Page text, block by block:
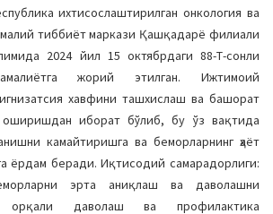
ихтисослаштирилган онкология ва
тиббиёт маркази Қашқадарё филиали
2024 йил 15 октябрдаги 88-Т-сонли
жорий этилган. Ижтимоий
хавфини ташхислаш ва башорат
иборат бўлиб, бу ўз вақтида
камайтиришга ва беморларнинг ҳаёт
ёрдам беради. Иқтисодий самарадорлиги:
эрта аниқлаш ва даволашни
орқали даволаш ва профилактика